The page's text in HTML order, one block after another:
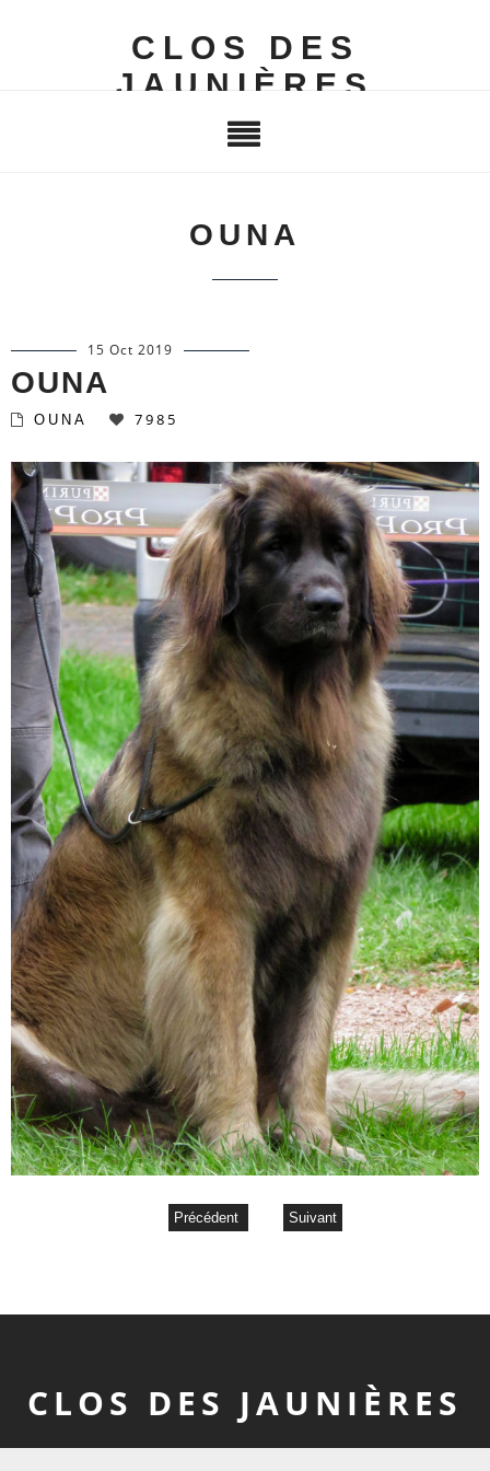
CLOS DES
JAUNIÈRES
OUNA
15 Oct 2019
OUNA
OUNA 7985
Précédent Suivant
CLOS DES JAUNIÈRES